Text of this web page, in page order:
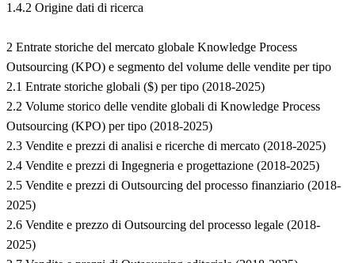
1.4.2 Origine dati di ricerca
2 Entrate storiche del mercato globale Knowledge Process
Outsourcing (KPO) e segmento del volume delle vendite per tipo
2.1 Entrate storiche globali ($) per tipo (2018-2025)
2.2 Volume storico delle vendite globali di Knowledge Process
Outsourcing (KPO) per tipo (2018-2025)
2.3 Vendite e prezzi di analisi e ricerche di mercato (2018-2025)
2.4 Vendite e prezzi di Ingegneria e progettazione (2018-2025)
2.5 Vendite e prezzi di Outsourcing del processo finanziario (2018-
2025)
2.6 Vendite e prezzo di Outsourcing del processo legale (2018-
2025)